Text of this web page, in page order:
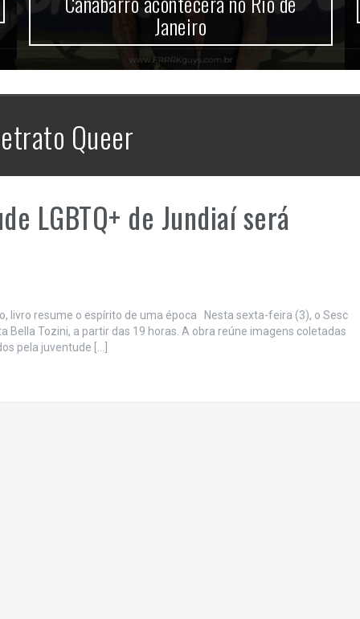
Janeiro
Queer
LGBTQ+ de Jundiaí será
livro resume o espírito de uma época Nesta sexta-feira (3), o Sesc
Bella Tozini, a partir das 19 horas. A obra reúne imagens coletadas
pela juventude […]